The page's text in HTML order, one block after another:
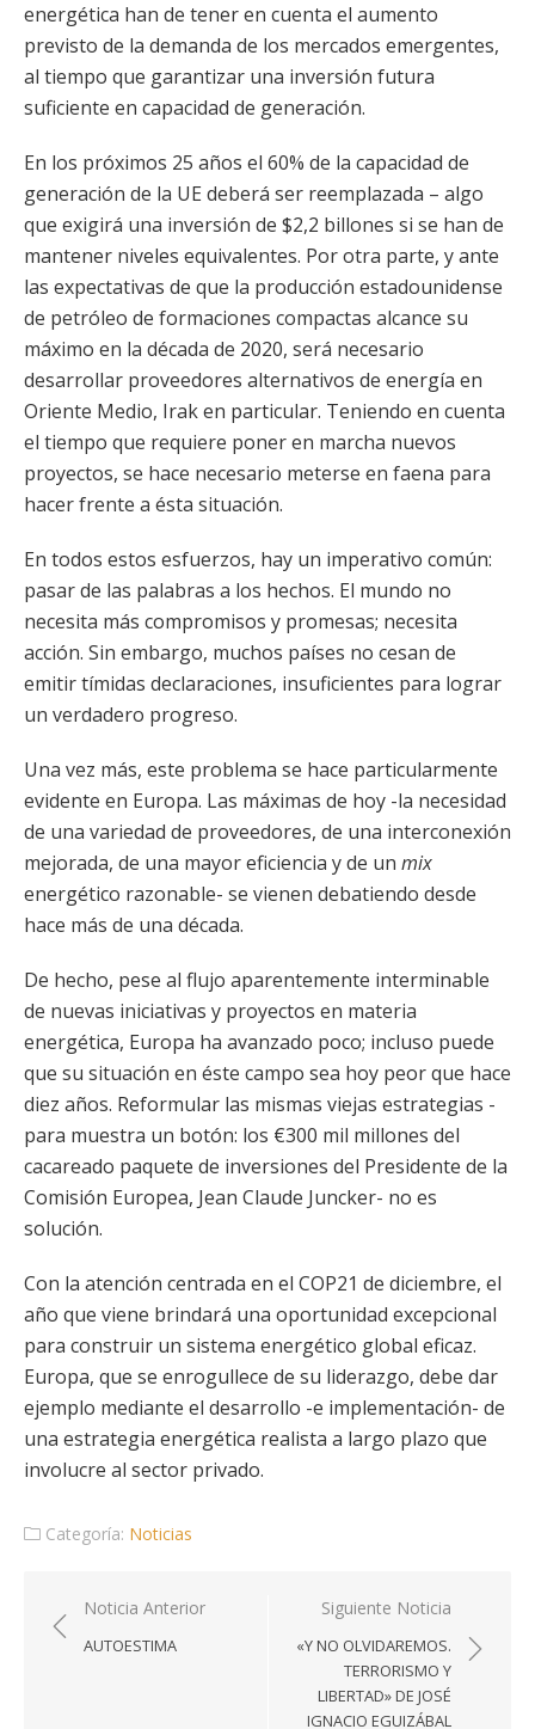
energética han de tener en cuenta el aumento
previsto de la demanda de los mercados emergentes,
al tiempo que garantizar una inversión futura
suficiente en capacidad de generación.
En los próximos 25 años el 60% de la capacidad de
generación de la UE deberá ser reemplazada – algo
que exigirá una inversión de $2,2 billones si se han de
mantener niveles equivalentes. Por otra parte, y ante
las expectativas de que la producción estadounidense
de petróleo de formaciones compactas alcance su
máximo en la década de 2020, será necesario
desarrollar proveedores alternativos de energía en
Oriente Medio, Irak en particular. Teniendo en cuenta
el tiempo que requiere poner en marcha nuevos
proyectos, se hace necesario meterse en faena para
hacer frente a ésta situación.
En todos estos esfuerzos, hay un imperativo común:
pasar de las palabras a los hechos. El mundo no
necesita más compromisos y promesas; necesita
acción. Sin embargo, muchos países no cesan de
emitir tímidas declaraciones, insuficientes para lograr
un verdadero progreso.
Una vez más, este problema se hace particularmente
evidente en Europa. Las máximas de hoy -la necesidad
de una variedad de proveedores, de una interconexión
mejorada, de una mayor eficiencia y de un mix
energético razonable- se vienen debatiendo desde
hace más de una década.
De hecho, pese al flujo aparentemente interminable
de nuevas iniciativas y proyectos en materia
energética, Europa ha avanzado poco; incluso puede
que su situación en éste campo sea hoy peor que hace
diez años. Reformular las mismas viejas estrategias -
para muestra un botón: los €300 mil millones del
cacareado paquete de inversiones del Presidente de la
Comisión Europea, Jean Claude Juncker- no es
solución.
Con la atención centrada en el COP21 de diciembre, el
año que viene brindará una oportunidad excepcional
para construir un sistema energético global eficaz.
Europa, que se enrogullece de su liderazgo, debe dar
ejemplo mediante el desarrollo -e implementación- de
una estrategia energética realista a largo plazo que
involucre al sector privado.
Categoría: Noticias
Navegación
de
Noticia Anterior
AUTOESTIMA
Siguiente Noticia
«Y NO OLVIDAREMOS.
TERRORISMO Y
LIBERTAD» DE JOSÉ
IGNACIO EGUIZÁBAL